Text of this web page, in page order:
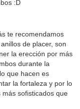
:D
te recomendamos
de placer, son
la erección por más
durante la
que hacen es
la fortaleza y por lo
sofisticados que